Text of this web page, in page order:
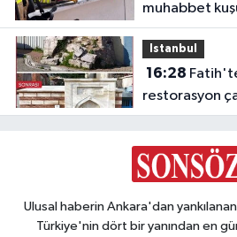
muhabbet
Istanbul
16:28
restorasyon
Ulusal haberin Ankara'dan
Türkiye'nin dört bir yanından en